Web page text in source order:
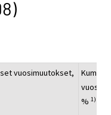
vuosimuutokset,
% 1)